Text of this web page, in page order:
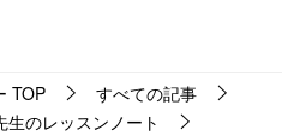
TOP
すべての記事
生のレッスンノート